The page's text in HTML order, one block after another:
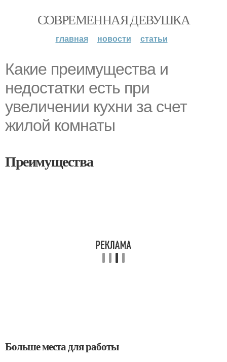
СОВРЕМЕННАЯ ДЕВУШКА
главная новости статьи
Какие преимущества и
недостатки есть при
увеличении кухни за счет
жилой комнаты
Преимущества
Больше места для работы